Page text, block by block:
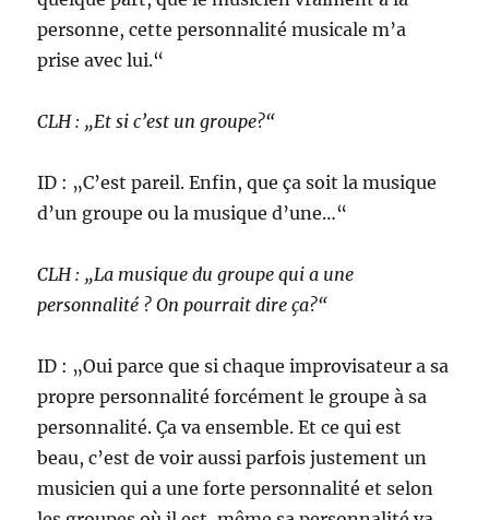
personne, cette personnalité musicale m’a
prise avec lui.“
CLH : „Et si c’est un groupe?“
ID : „C’est pareil. Enfin, que ça soit la musique
d’un groupe ou la musique d’une…“
CLH : „La musique du groupe qui a une
personnalité ? On pourrait dire ça?“
ID : „Oui parce que si chaque improvisateur a sa
propre personnalité forcément le groupe à sa
personnalité. Ça va ensemble. Et ce qui est
beau, c’est de voir aussi parfois justement un
musicien qui a une forte personnalité et selon